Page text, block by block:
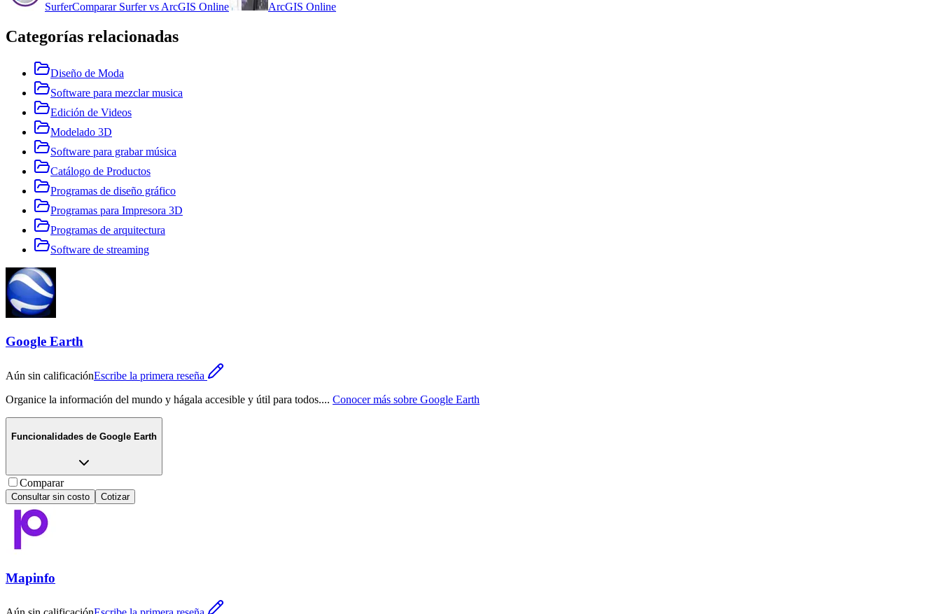
SurferComparar SurfervsArcGIS Online ArcGIS Online
Categorías relacionadas
Diseño de Moda
Software para mezclar musica
Edición de Videos
Modelado 3D
Software para grabar música
Catálogo de Productos
Programas de diseño gráfico
Programas para Impresora 3D
Programas de arquitectura
Software de streaming
Google Earth
Aún sin calificaciónEscribe la primera reseña
Organice la información del mundo y hágala accesible y útil para todos.... Conocer más sobre Google Earth
Funcionalidades de Google Earth
Comparar
Consultar sin costo Cotizar
Mapinfo